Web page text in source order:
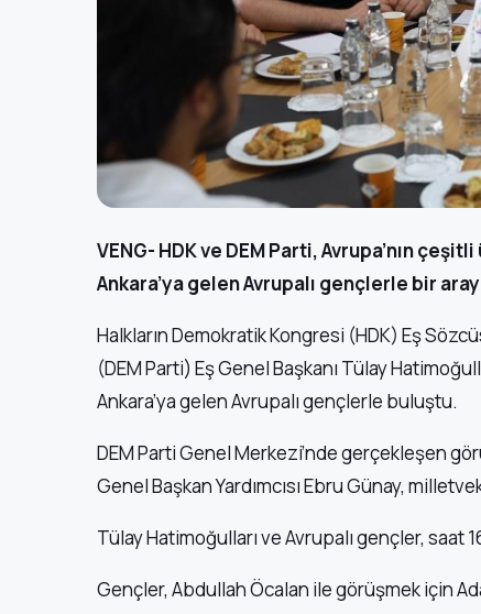
VENG- HDK ve DEM Parti, Avrupa’nın
Ankara’ya gelen Avrupalı gençlerle bir
Halkların Demokratik Kongresi (HDK) Eş
(DEM Parti) Eş Genel Başkanı Tülay
Ankara’ya gelen Avrupalı gençlerle buluştu.
DEM Parti Genel Merkezi’nde gerçekleşen
Genel Başkan Yardımcısı Ebru Günay,
Tülay Hatimoğulları ve Avrupalı gençler, saat
Gençler, Abdullah Öcalan ile görüşmek için